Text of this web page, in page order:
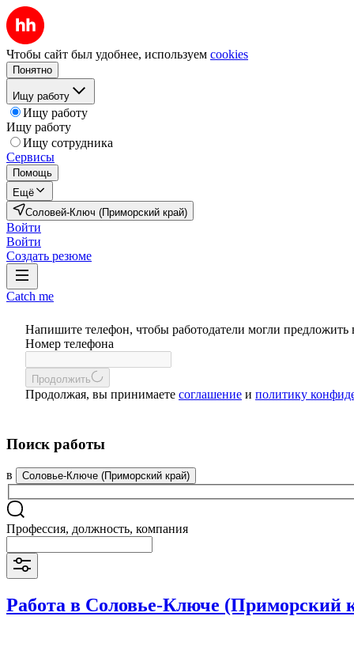
Чтобы сайт был удобнее, используем cookies
Понятно
Ищу работу
Ищу работу
Ищу работу
Ищу сотрудника
Сервисы
Помощь
Ещё
Соловей-Ключ (Приморский край)
Войти
Войти
Создать резюме
Catch me
Напишите телефон, чтобы работодатели могли предложить
Номер телефона
Продолжить
Продолжая, вы принимаете соглашение и политику
Поиск работы
в Соловье-Ключе (Приморский край)
Профессия, должность, компания
Работа в Соловье-Ключе (Приморский